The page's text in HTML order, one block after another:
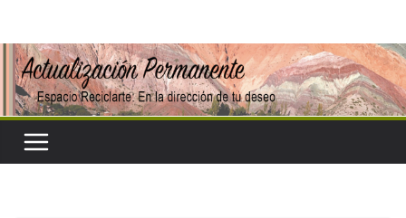
contenido